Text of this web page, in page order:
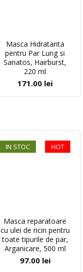
Masca Hidratanta
pentru Par Lung si
Sanatos, Hairburst,
220 ml
171.00 lei
HOT
IN STOC
Masca reparatoare
cu ulei de ricin pentru
toate tipurile de par,
Arganicare, 500 ml
97.00 lei